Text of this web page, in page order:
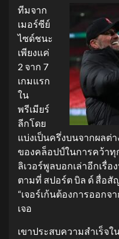
ทีมจาก
เมอร์ซีย์
ไซด์ชนะ
เพียงแค่
2 จาก 7
เกมแรก
ใน
พรีเมียร์
ลีกโดย
แบ่งเป็นครึ่งบนจากผลต่
ของคล็อปป์ในการคว้าทุ
ลิเวอร์พูลบอกเล่าอีกเรื่
ตามที่ สปอร์ต บิล ด์ สื่อสั
“เจอร์เก้นต้องการออก
เจอ
เขาประสบความสำเร็จ